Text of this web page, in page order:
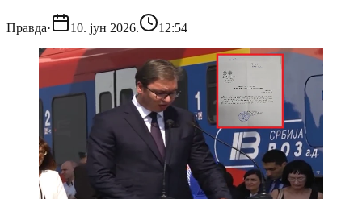
Правда· 10. јун 2026. 12:54